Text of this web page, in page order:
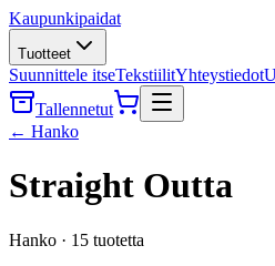
Kaupunkipaidat
Tuotteet
Suunnittele itseTekstiilitYhteystiedot
Tallennetut
← Hanko
Straight Outta
Hanko · 15 tuotetta